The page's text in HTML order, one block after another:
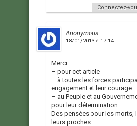
Connectez-
Anonymous
18/01/2013 à 17:14
Merci
– pour cet article
– à toutes les forces
engagement et leur courage
– au Peuple et au
pour leur détermination
Des pensées pour les morts,
leurs proches.